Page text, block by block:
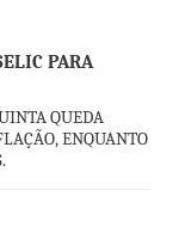
PARA
QUEDA
ENQUANTO